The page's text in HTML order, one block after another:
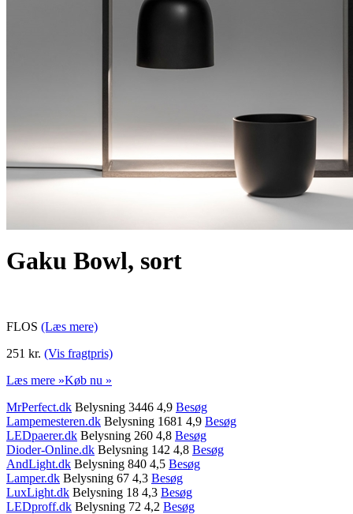
Gaku Bowl, sort
FLOS (Læs mere)
251 kr. (Vis fragtpris)
Læs mere »Køb nu »
MrPerfect.dk Belysning 3446 4,9 Besøg
Lampemesteren.dk Belysning 1681 4,9 Besøg
LEDpaerer.dk Belysning 260 4,8 Besøg
Dioder-Online.dk Belysning 142 4,8 Besøg
AndLight.dk Belysning 840 4,5 Besøg
Lamper.dk Belysning 67 4,3 Besøg
LuxLight.dk Belysning 18 4,3 Besøg
LEDproff.dk Belysning 72 4,2 Besøg